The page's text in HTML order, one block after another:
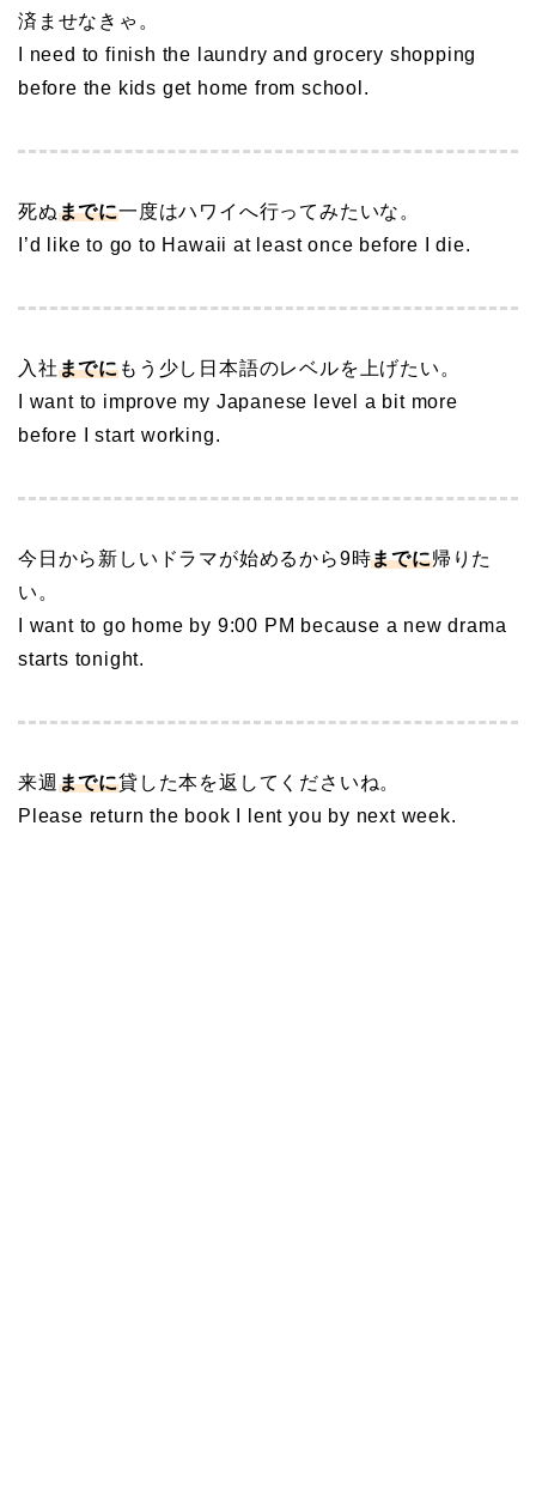
済ませなきゃ。
I need to finish the laundry and grocery shopping
before the kids get home from school.
死ぬまでに一度はハワイへ行ってみたいな。
I’d like to go to Hawaii at least once before I die.
入社までにもう少し日本語のレベルを上げたい。
I want to improve my Japanese level a bit more
before I start working.
今日から新しいドラマが始めるから9時までに帰りた
い。
I want to go home by 9:00 PM because a new drama
starts tonight.
来週 までに貸した本を返してくださいね。
Please return the book I lent you by next week.